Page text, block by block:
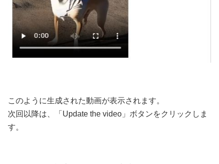
このように生成された動画が表示されます。
次回以降は、「Update the video」ボタンをクリックしま
す。